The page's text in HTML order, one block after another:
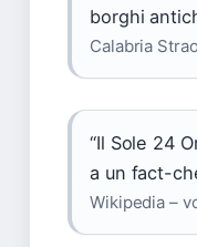
borghi
Calabria
“Il Sole 24
a un fact-
Wikipedia –